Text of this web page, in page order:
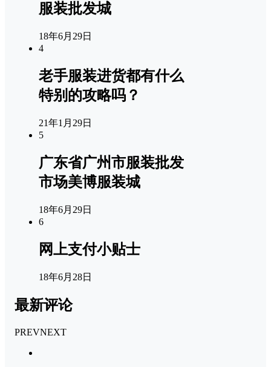
服装批发城
18年6月29日
4
老手服装进货都有什么
特别的攻略吗？
21年1月29日
5
广东省广州市服装批发
市场美博服装城
18年6月29日
6
网上支付小贴士
18年6月28日
最新评论
PREVNEXT